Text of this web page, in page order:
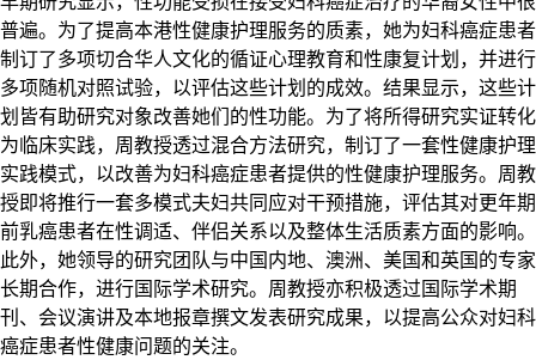
普遍。为了提高本港性健康护理服务的质素，她为妇科癌症患者
制订了多项切合华人文化的循证心理教育和性康复计划，并进行
多项随机对照试验，以评估这些计划的成效。结果显示，这些计
划皆有助研究对象改善她们的性功能。为了将所得研究实证转化
为临床实践，周教授透过混合方法研究，制订了一套性健康护理
实践模式，以改善为妇科癌症患者提供的性健康护理服务。周教
授即将推行一套多模式夫妇共同应对干预措施，评估其对更年期
前乳癌患者在性调适、伴侣关系以及整体生活质素方面的影响。
此外，她领导的研究团队与中国内地、澳洲、美国和英国的专家
长期合作，进行国际学术研究。周教授亦积极透过国际学术期
刊、会议演讲及本地报章撰文发表研究成果，以提高公众对妇科
癌症患者性健康问题的关注。